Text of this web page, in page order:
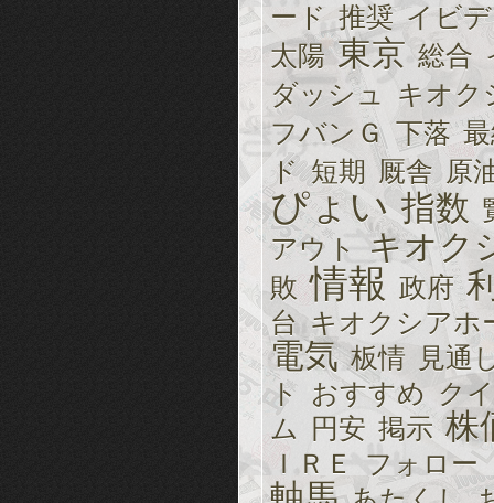
ード 推奨 イビ
太陽 東京 総合
ダッシュ
キオク
フバンＧ 下落
ド 短期 厩舎 原
ぴょい 指数
アウト
キオク
敗 情報 政府
台 キオクシアホ
電気 板情
見通
ト おすすめ ク
ム
円安 掲示 株
ＩＲＥ フォロー